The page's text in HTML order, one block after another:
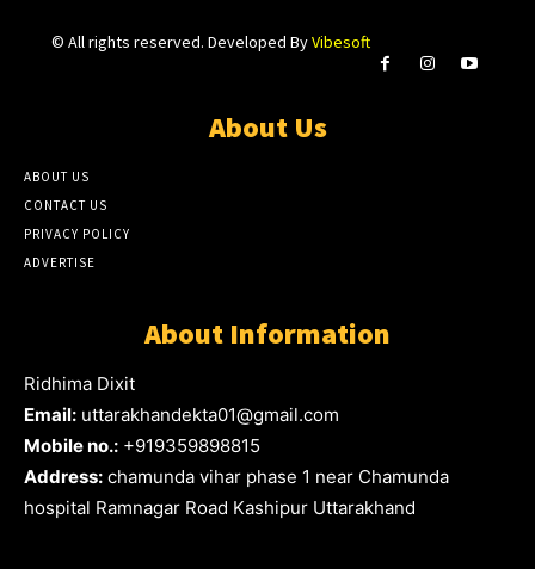
© All rights reserved. Developed ByVibesoft
About Us
ABOUT US
CONTACT US
PRIVACY POLICY
ADVERTISE
About Information
Ridhima Dixit
Email: uttarakhandekta01@gmail.com
Mobile no.: +919359898815
Address: chamunda vihar phase 1 near Chamunda
hospital Ramnagar Road Kashipur Uttarakhand